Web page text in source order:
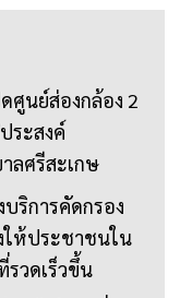
ศูนย์ส่องกล้อง 2
ระสงค์
ลศรีสะเกษ
บริการคัดกรอง
ให้ประชาชนใน
วดเร็วขึ้น